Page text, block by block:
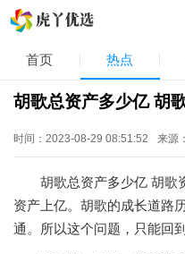
首页 热点
胡歌总资产多少亿 胡
时间：2023-08-29 08:51:52 来源
胡歌总资产多少亿 胡歌
资产上亿。胡歌的成长道路
通。所以这个问题，只能回